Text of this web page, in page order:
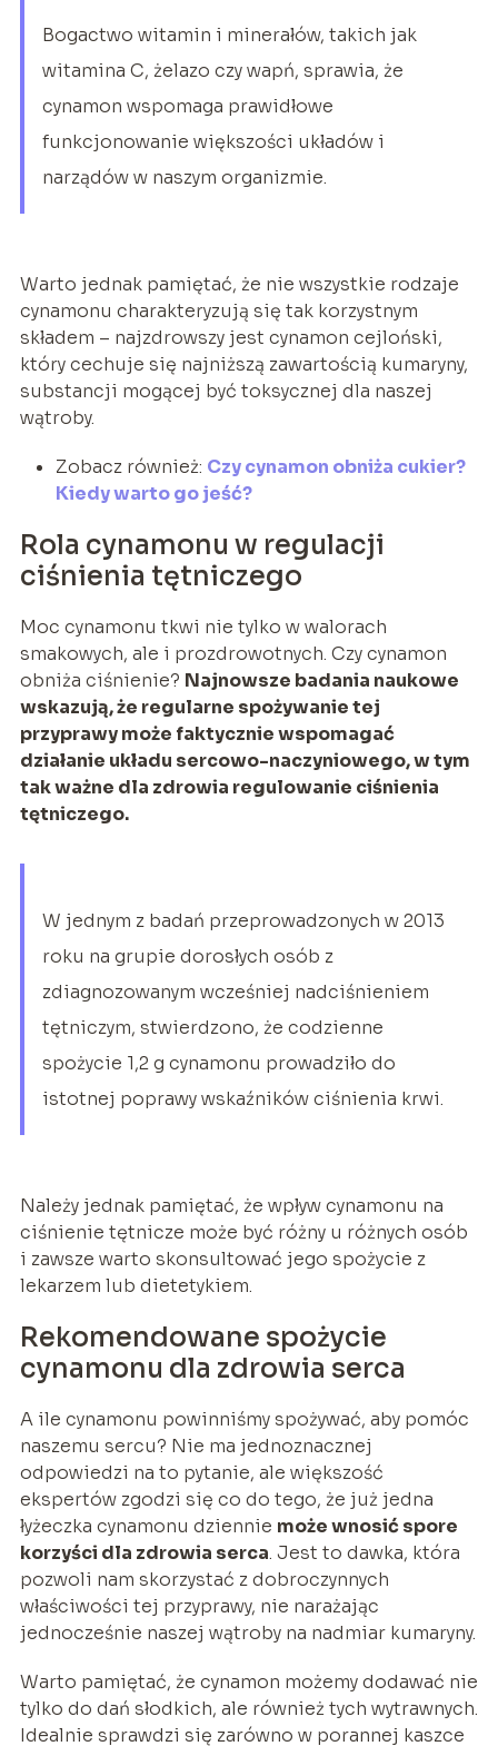
Bogactwo witamin i minerałów, takich jak
witamina C, żelazo czy wapń, sprawia, że
cynamon wspomaga prawidłowe
funkcjonowanie większości układów i
narządów w naszym organizmie.
Warto jednak pamiętać, że nie wszystkie rodzaje
cynamonu charakteryzują się tak korzystnym
składem – najzdrowszy jest cynamon cejloński,
który cechuje się najniższą zawartością kumaryny,
substancji mogącej być toksycznej dla naszej
wątroby.
Zobacz również: Czy cynamon obniża cukier?
Kiedy warto go jeść?
Rola cynamonu w regulacji
ciśnienia tętniczego
Moc cynamonu tkwi nie tylko w walorach
smakowych, ale i prozdrowotnych. Czy cynamon
obniża ciśnienie? Najnowsze badania naukowe
wskazują, że regularne spożywanie tej
przyprawy może faktycznie wspomagać
działanie układu sercowo-naczyniowego, w tym
tak ważne dla zdrowia regulowanie ciśnienia
tętniczego.
W jednym z badań przeprowadzonych w 2013
roku na grupie dorosłych osób z
zdiagnozowanym wcześniej nadciśnieniem
tętniczym, stwierdzono, że codzienne
spożycie 1,2 g cynamonu prowadziło do
istotnej poprawy wskaźników ciśnienia krwi.
Należy jednak pamiętać, że wpływ cynamonu na
ciśnienie tętnicze może być różny u różnych osób
i zawsze warto skonsultować jego spożycie z
lekarzem lub dietetykiem.
Rekomendowane spożycie
cynamonu dla zdrowia serca
A ile cynamonu powinniśmy spożywać, aby pomóc
naszemu sercu? Nie ma jednoznacznej
odpowiedzi na to pytanie, ale większość
ekspertów zgodzi się co do tego, że już jedna
łyżeczka cynamonu dziennie może wnosić spore
korzyści dla zdrowia serca. Jest to dawka, która
pozwoli nam skorzystać z dobroczynnych
właściwości tej przyprawy, nie narażając
jednocześnie naszej wątroby na nadmiar kumaryny.
Warto pamiętać, że cynamon możemy dodawać nie
tylko do dań słodkich, ale również tych wytrawnych.
Idealnie sprawdzi się zarówno w porannej kaszce